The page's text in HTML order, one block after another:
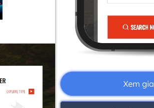
Xem